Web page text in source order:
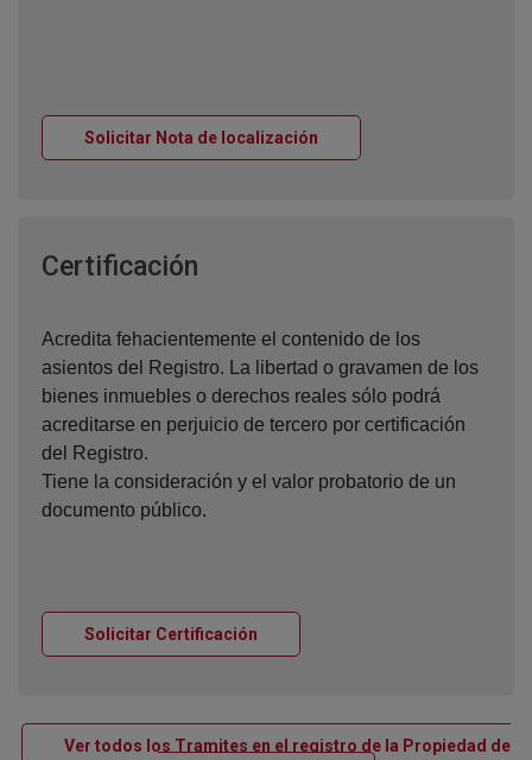
Solicitar Nota de localización
Certificación
Acredita fehacientemente el contenido de los
asientos del Registro. La libertad o gravamen de los
bienes inmuebles o derechos reales sólo podrá
acreditarse en perjuicio de tercero por certificación
del Registro.
Tiene la consideración y el valor probatorio de un
documento público.
Solicitar Certificación
Ver todos los Tramites en el registro de la Propiedad de